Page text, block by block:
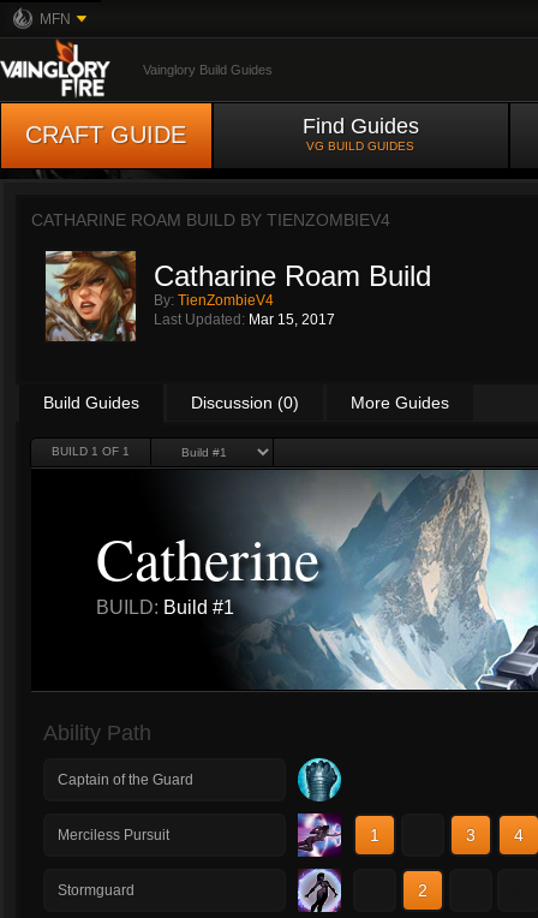
MFN
Vainglory Build Guides
CRAFT GUIDE Find Guides
VG BUILD GUIDES
CATHARINE ROAM BUILD BY TIENZOMBIEV4
Catharine Roam Build
By: TienZombieV4
Last Updated: Mar 15, 2017
Build Guides Discussion (0) More Guides
BUILD 1 OF 1
Catherine
BUILD: Build #1
Ability Path
Captain of the Guard
Merciless Pursuit 1 3 4
Stormguard 2